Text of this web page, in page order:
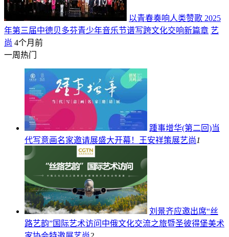
以青春奏响人类赞歌 2025
年第三届中德贝多芬青少年音乐节谱写跨文化交响新篇章 艺
尚 4个月前
一周热门
踵事增华(第二回)当
代写意画名家邀请展盛大开幕！王安祥策展艺尚1
刘景齐应邀出席“丝
路艺韵”国际艺术访问中俄文化交流之旅暨圣彼得堡美术